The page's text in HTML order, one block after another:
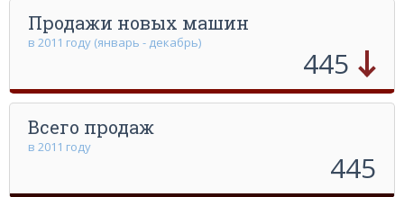
Продажи новых машин
в 2011 году (январь - декабрь)
445
Всего продаж
в 2011 году
445